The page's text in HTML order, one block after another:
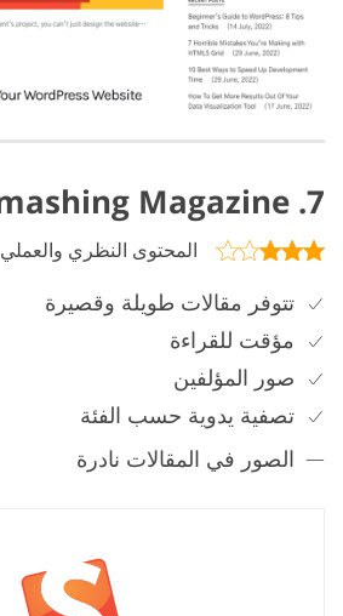
7. Smashing Magazine
المحتوى النظري والعملي
تتوفر مقالات طويلة وقصيرة
مؤقت للقراءة
صور المؤلفين
تصفية يدوية حسب الفئة
الصور في المقالات نادرة